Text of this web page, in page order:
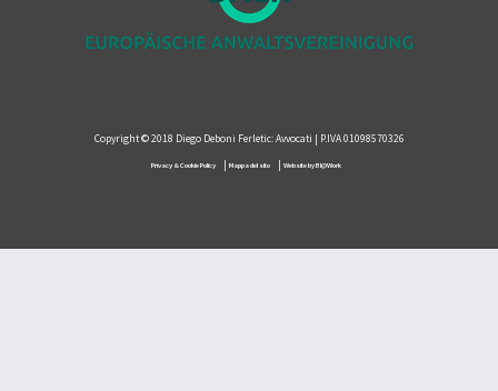
Copyright © 2018 Diego Deboni Ferletic: Avvocati | P.IVA 01098570326
Privacy & Cookie Policy | Mappa del sito |Website by BI@Work